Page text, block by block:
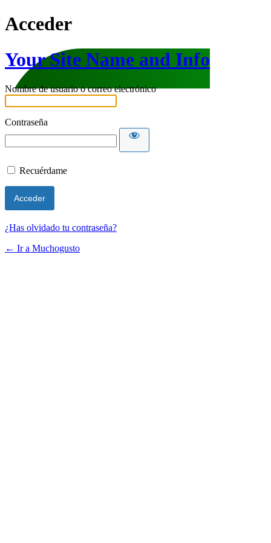
Acceder
Your Site Name and Info
Nombre de usuario o correo electrónico
Contraseña
Recuérdame
¿Has olvidado tu contraseña?
← Ir a Muchogusto